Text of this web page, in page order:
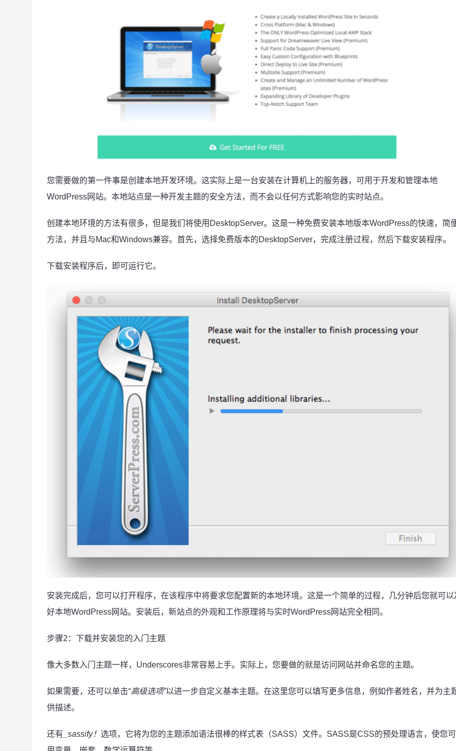
您需要做的第一件事是创建本地开发环境。这实际上是一台安装在计算机上的服务器，可用于开发和管理本地
WordPress网站。本地站点是一种开发主题的安全方法，而不会以任何方式影响您的实时站点。
创建本地环境的方法有很多，但是我们将使用DesktopServer。这是一种免费安装本地版本WordPress的快速，简
方法，并且与Mac和Windows兼容。首先，选择免费版本的DesktopServer，完成注册过程，然后下载安装程序。
下载安装程序后，即可运行它。
安装完成后，您可以打开程序，在该程序中将要求您配置新的本地环境。这是一个简单的过程，几分钟后您就可以
好本地WordPress网站。安装后，新站点的外观和工作原理将与实时WordPress网站完全相同。
步骤2：下载并安装您的入门主题
像大多数入门主题一样，Underscores非常容易上手。实际上，您要做的就是访问网站并命名您的主题。
如果需要，还可以单击“高级选项”以进一步自定义基本主题。在这里您可以填写更多信息，例如作者姓名，并为主
供描述。
还有 _sassify！ 选项，它将为您的主题添加语法很棒的样式表（SASS）文件。SASS是CSS的预处理语言，使您